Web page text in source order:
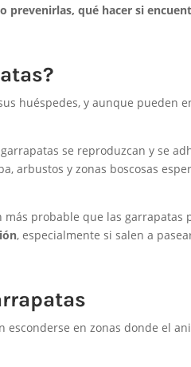
prevenirlas, qué hacer si
huéspedes, y aunque pueden
se reproduzcan y se
arbustos y zonas boscosas
más probable que las garrapatas
, especialmente si salen a
en zonas donde el